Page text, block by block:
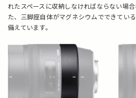
れたスペースに収納しなければならない場
た、三脚座自体がマグネシウムでできてい
備えています。